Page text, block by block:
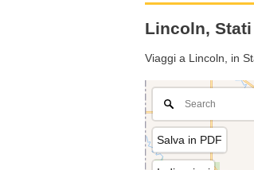
Lincoln,
Viaggi a Lincoln, in
Salva in PDF